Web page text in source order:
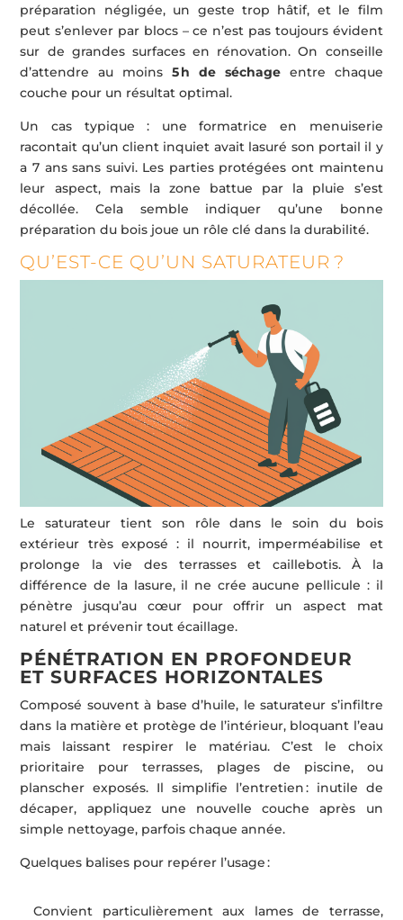
préparation négligée, un geste trop hâtif, et le film
peut s’enlever par blocs – ce n’est pas toujours évident
sur de grandes surfaces en rénovation. On conseille
d’attendre au moins5 h de séchageentre chaque
couche pour un résultat optimal.
Un cas typique : une formatrice en menuiserie
racontait qu’un client inquiet avait lasuré son portail il y
a 7 ans sans suivi. Les parties protégées ont maintenu
leur aspect, mais la zone battue par la pluie s’est
décollée. Cela semble indiquer qu’une bonne
préparation du bois joue un rôle clé dans la durabilité.
QU’EST-CE QU’UN SATURATEUR ?
Le saturateur tient son rôle dans le soin du bois
extérieur très exposé : il nourrit, imperméabilise et
prolonge la vie des terrasses et caillebotis. À la
différence de la lasure, il ne crée aucune pellicule : il
pénètre jusqu’au cœur pour offrir un aspect mat
naturel et prévenir tout écaillage.
PÉNÉTRATION EN PROFONDEUR
ET SURFACES HORIZONTALES
Composé souvent à base d’huile, le saturateur s’infiltre
dans la matière et protège de l’intérieur, bloquant l’eau
mais laissant respirer le matériau. C’est le choix
prioritaire pour terrasses, plages de piscine, ou
planscher exposés. Il simplifie l’entretien : inutile de
décaper, appliquez une nouvelle couche après un
simple nettoyage, parfois chaque année.
Quelques balises pour repérer l’usage :
Convient particulièrement aux lames de terrasse,